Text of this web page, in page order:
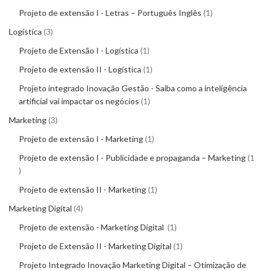
Projeto de extensão I - Letras – Português Inglês 1
Logística 3
Projeto de Extensão I - Logística 1
Projeto de extensão II - Logística 1
Projeto integrado Inovação Gestão - Saiba como a inteligência
artificial vai impactar os negócios 1
Marketing 3
Projeto de extensão I - Marketing 1
Projeto de extensão I - Publicidade e propaganda – Marketing 1
Projeto de extensão II - Marketing 1
Marketing Digital 4
Projeto de extensão - Marketing Digital
1
Projeto de Extensão II - Marketing Digital 1
Projeto Integrado Inovação Marketing Digital – Otimização de